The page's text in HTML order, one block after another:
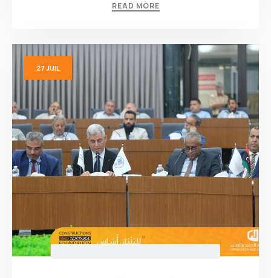
READ MORE
27 JUIL